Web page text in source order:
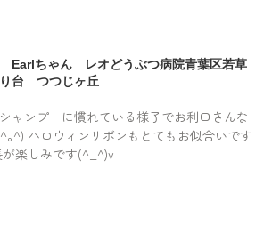
Earlちゃん レオどうぶつ病院青葉区若草
台 つつじヶ丘
ャンプーに慣れている様子でお利口さんな
｡^) ハロウィンリボンもとてもお似合いです
楽しみです(^_^)v